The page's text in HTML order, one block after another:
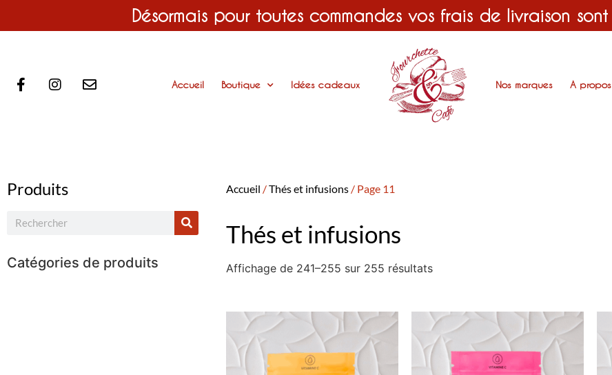
Désormais pour toutes commandes vos frais de livraison
Accueil Boutique Idées cadeaux Nos marques A propos
Produits
Catégories de produits
Accueil /Thés et infusions / Page 11
Thés et infusions
Affichage de 241–255 sur 255 résultats